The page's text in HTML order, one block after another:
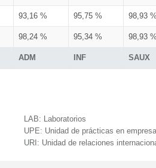
ADM INF SAUX
93,16 % 95,75 % 98,93 %
98,24 % 95,34 % 98,93 %
LAB: Laboratorios
UPE: Unidad de prácticas en empresa
URI: Unidad de relaciones